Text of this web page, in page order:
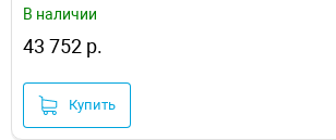
В наличии
43 752 р.
Купить